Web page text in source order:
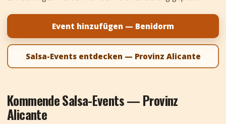
Event hinzufügen — Benidorm
Salsa-Events entdecken — Provinz Alicante
Kommende Salsa-Events — Provinz
Alicante